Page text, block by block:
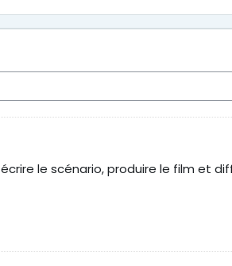
le scénario, produire le film et